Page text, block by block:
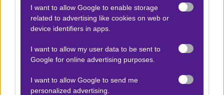
I want to allow Google to enable storage
related to advertising like cookies on web or
device identifiers in apps.
I want to allow my user data to be sent to
Google for online advertising purposes.
I want to allow Google to send me
personalized advertising.
Αποτέλεσμα: 26
Προσφορές*
ΒΑΘΜΟΛΟΓΙΕΣ